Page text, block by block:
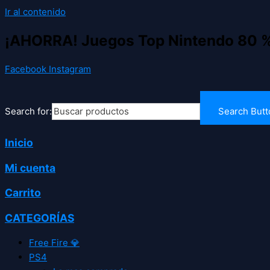
Ir al contenido
¡AHORRA! Juegos Top Nintendo 80
Facebook Instagram
Search for: Search
Inicio
Mi cuenta
Carrito
CATEGORÍAS
Free Fire 💎
PS4